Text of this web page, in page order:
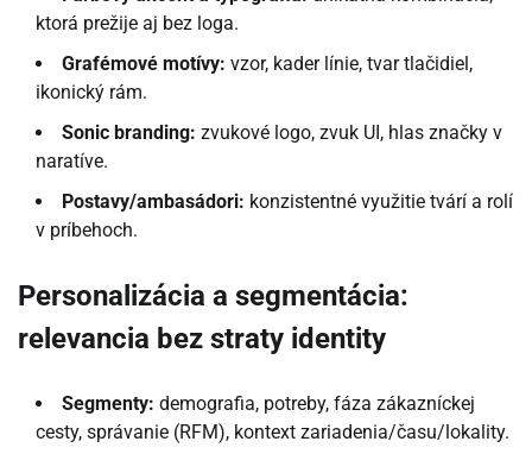
ktorá prežije aj bez loga.
Grafémové motívy: vzor, kader línie, tvar tlačidiel,
ikonický rám.
Sonic branding: zvukové logo, zvuk UI, hlas značky v
naratíve.
Postavy/ambasádori: konzistentné využitie tvárí a rolí
v príbehoch.
Personalizácia a segmentácia:
relevancia bez straty identity
Segmenty: demografia, potreby, fáza zákazníckej
cesty, správanie (RFM), kontext zariadenia/času/lokality.